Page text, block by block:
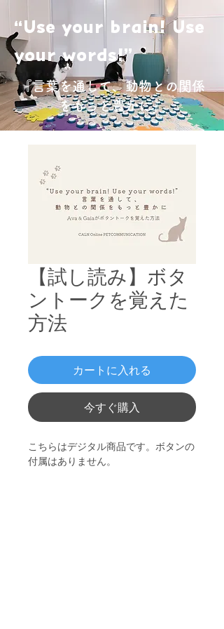
“Use your brain! Use
your words!”
『言葉を通して、動物との関係
をもっと豊かに』
【試し読み】ボタ
ントークを覚えた
方法
カートに入れる
今すぐ購入
こちらはデジタル商品です。ボタンの
付属はありません。